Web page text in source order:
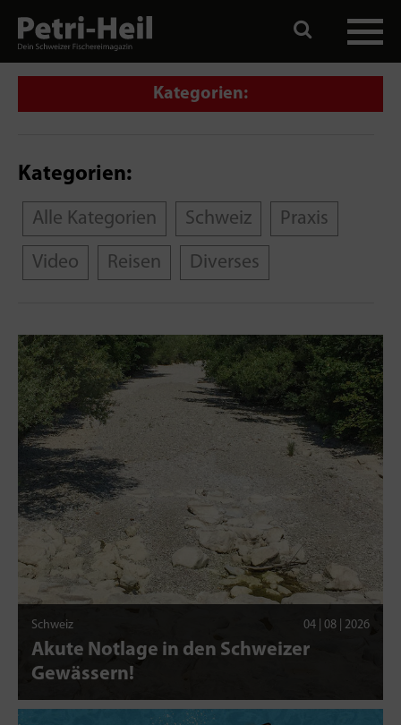
Kategorien:
Kategorien:
Alle Kategorien Schweiz Praxis
Video Reisen Diverses
Schweiz 04 | 08 | 2026
Akute Notlage in den Schweizer
Gewässern!